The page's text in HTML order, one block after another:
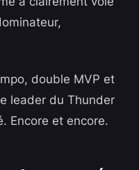
double MVP et
leader du Thunder
Encore et encore.